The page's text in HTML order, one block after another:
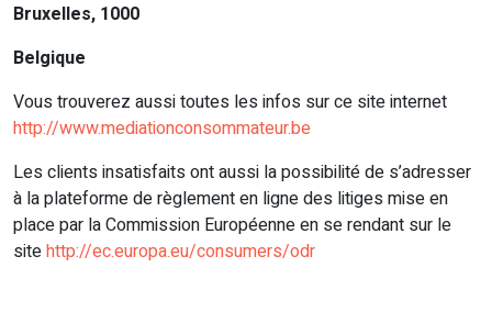
Bruxelles, 1000
Belgique
Vous trouverez aussi toutes les infos sur ce site internet
http://www.mediationconsommateur.be
Les clients insatisfaits ont aussi la possibilité de s’adresser
à la plateforme de règlement en ligne des litiges mise en
place par la Commission Européenne en se rendant sur le
sitehttp://ec.europa.eu/consumers/odr